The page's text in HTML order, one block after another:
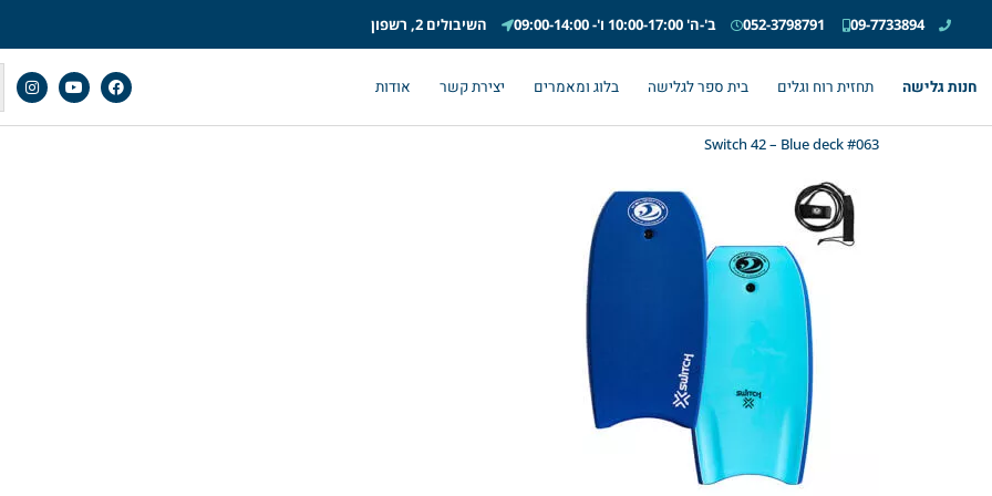
09-7733894
052-3798791 ב'-ה' 10:00-17:00 ו'- 09:00-14:00 השיבולים 2, רשפון
חנות גלישה תחזית רוח וגלים בית ספר לגלישה בלוג ומאמרים יצירת קשר אודות
#063 Switch 42 – Blue deck